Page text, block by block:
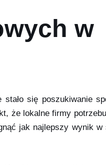
w
się poszukiwanie
że lokalne firmy
jak najlepszy wynik w